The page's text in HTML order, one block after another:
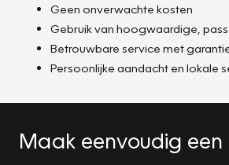
Geen onverwachte kosten
Gebruik van hoogwaardige,
Betrouwbare service met
Persoonlijke aandacht en lokale
Maak eenvoudig